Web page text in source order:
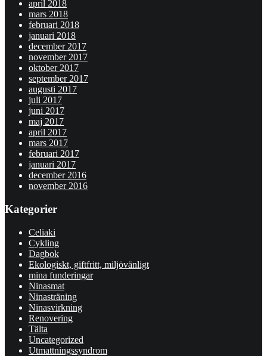
april 2018
mars 2018
februari 2018
januari 2018
december 2017
november 2017
oktober 2017
september 2017
augusti 2017
juli 2017
juni 2017
maj 2017
april 2017
mars 2017
februari 2017
januari 2017
december 2016
november 2016
Kategorier
Celiaki
Cykling
Dagbok
Ekologiskt, giftfritt, miljövänligt
mina funderingar
Ninasmat
Ninasträning
Ninasvirkning
Renovering
Tälta
Uncategorized
Utmattningssyndrom